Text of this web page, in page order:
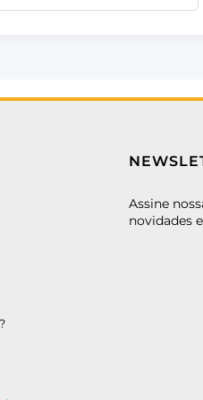
Assine
novidades